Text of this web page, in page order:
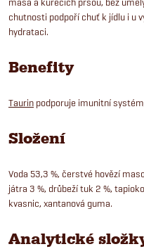
chutnosti podpoří chuť k jídlu i u
hydrataci.
Benefity
Taurin podporuje imunitní
Složení
Voda 53,3 %, čerstvé hovězí
játra 3 %, drůbeží tuk 2 %,
kvasnic, xantanová guma.
Analytické